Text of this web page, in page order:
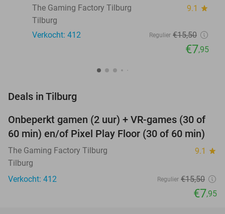
The Gaming Factory Tilburg
9.1 star
Tilburg
Verkocht: 412
Regulier €15,50
€7,95
Deals in Tilburg
49%
Onbeperkt gamen (2 uur) + VR-games (30 of
60 min) en/of Pixel Play Floor (30 of 60 min)
The Gaming Factory Tilburg 9.1 star
Tilburg
Verkocht: 412
Regulier €15,50
€7,95